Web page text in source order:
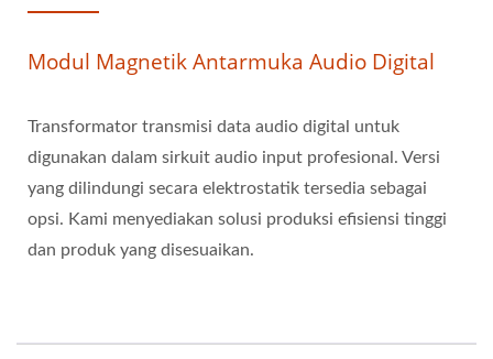
Modul Magnetik Antarmuka Audio Digital
Transformator transmisi data audio digital untuk
digunakan dalam sirkuit audio input profesional. Versi
yang dilindungi secara elektrostatik tersedia sebagai
opsi. Kami menyediakan solusi produksi efisiensi tinggi
dan produk yang disesuaikan.